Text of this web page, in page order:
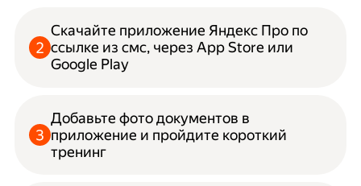
Скачайте приложение Яндекс Про по
ссылке из смс, через App Store или
Google Play
Добавьте фото документов в
приложение и пройдите короткий
тренинг